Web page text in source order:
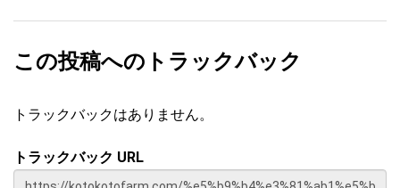
この投稿へのトラックバック
トラックバックはありません。
トラックバック URL